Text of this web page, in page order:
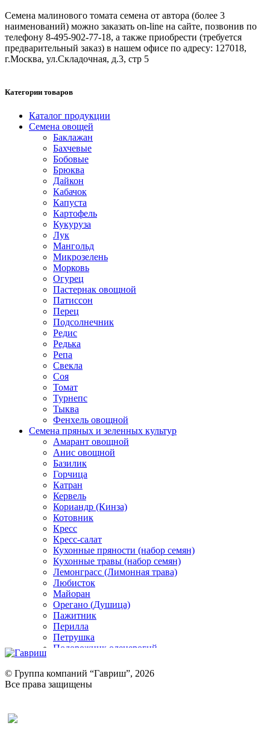
Семена малинового томата семена от автора (более 3
наименований) можно заказать on-line на сайте, позвонив по
телефону 8-495-902-77-18, а также приобрести (требуется
предварительный заказ) в нашем офисе по адресу: 127018,
г.Москва, ул.Складочная, д.3, стр 5
Категории товаров
Каталог продукции
Семена овощей
Баклажан
Бахчевые
Бобовые
Брюква
Дайкон
Кабачок
Капуста
Картофель
Кукуруза
Лук
Мангольд
Микрозелень
Морковь
Огурец
Пастернак овощной
Патиссон
Перец
Подсолнечник
Редис
Редька
Репа
Свекла
Соя
Томат
Турнепс
Тыква
Фенхель овощной
Семена пряных и зеленных культур
Амарант овощной
Анис овощной
Базилик
Горчица
Катран
Кервель
Кориандр (Кинза)
Котовник
Кресс
Кресс-салат
Кухонные пряности (набор семян)
Кухонные травы (набор семян)
Лемонграсс (Лимонная трава)
Любисток
Майоран
Орегано (Душица)
Пажитник
Перилла
Петрушка
Подорожник оленерогий
Ревень
Рукола
Рута
© Группа компаний “Гавриш”, 2026
Все права защищены